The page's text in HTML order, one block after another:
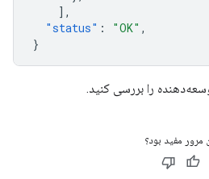
],
"status" : "OK" ,
}
را بررسی کنید.
مرور مفید بود؟